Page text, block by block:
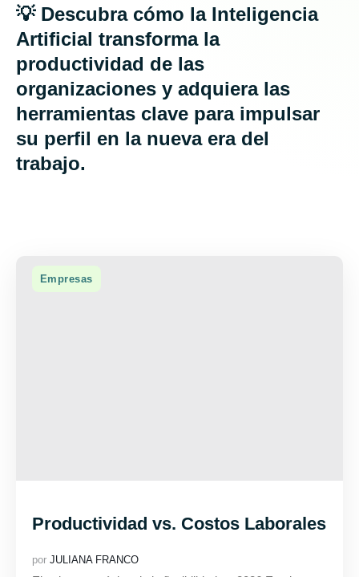
💡 Descubra cómo la Inteligencia
Artificial transforma la
productividad de las
organizaciones y adquiera las
herramientas clave para impulsar
su perfil en la nueva era del
trabajo.
Empresas
Productividad vs. Costos Laborales
por JULIANA FRANCO